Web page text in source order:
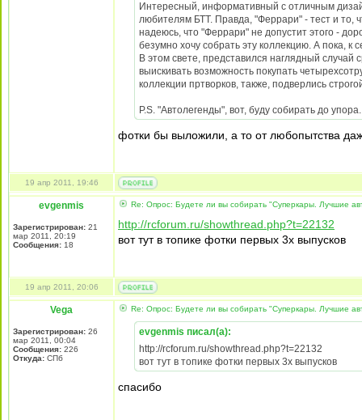
Интересный, информативный с отличным
любителям БТТ. Правда, "Феррари" - тест и то,
надеюсь, что "Феррари" не допустит этого -
безумно хочу собрать эту коллекцию. А пока,
В этом свете, представился наглядный
выискивать возможность покупать
коллекции пртворков, также, подверлись
P.S. "Автолегенды", вот, буду собирать до
фотки бы выложили, а то от любопытства
19 апр 2011, 19:46
evgenmis
Зарегистрирован: 21
мар 2011, 20:19
Сообщения: 18
Re: Опрос: Будете ли вы собирать "Суперкары. Лучшие
http://rcforum.ru/showthread.php?t=22132
вот тут в топике фотки первых 3х выпусков
19 апр 2011, 20:06
Vega
Зарегистрирован: 26
мар 2011, 00:04
Сообщения: 226
Откуда: СПб
Re: Опрос: Будете ли вы собирать "Суперкары. Лучшие
evgenmis писал(а):
http://rcforum.ru/showthread.php?t=22132
вот тут в топике фотки первых 3х выпусков
спасибо